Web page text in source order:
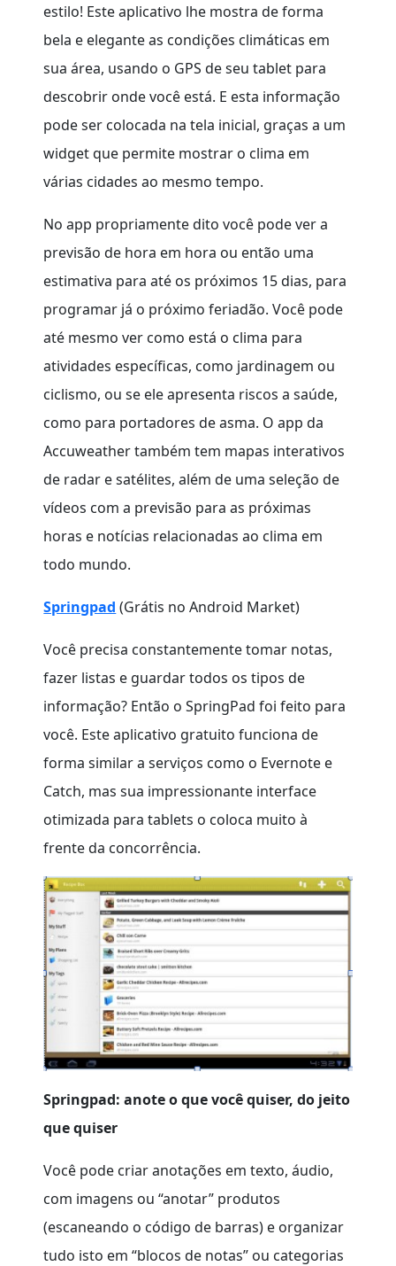
estilo! Este aplicativo lhe mostra de forma
bela e elegante as condições climáticas em
sua área, usando o GPS de seu tablet para
descobrir onde você está. E esta informação
pode ser colocada na tela inicial, graças a um
widget que permite mostrar o clima em
várias cidades ao mesmo tempo.
No app propriamente dito você pode ver a
previsão de hora em hora ou então uma
estimativa para até os próximos 15 dias, para
programar já o próximo feriadão. Você pode
até mesmo ver como está o clima para
atividades específicas, como jardinagem ou
ciclismo, ou se ele apresenta riscos a saúde,
como para portadores de asma. O app da
Accuweather também tem mapas interativos
de radar e satélites, além de uma seleção de
vídeos com a previsão para as próximas
horas e notícias relacionadas ao clima em
todo mundo.
Springpad (Grátis no Android Market)
Você precisa constantemente tomar notas,
fazer listas e guardar todos os tipos de
informação? Então o SpringPad foi feito para
você. Este aplicativo gratuito funciona de
forma similar a serviços como o Evernote e
Catch, mas sua impressionante interface
otimizada para tablets o coloca muito à
frente da concorrência.
Springpad: anote o que você quiser, do jeito
que quiser
Você pode criar anotações em texto, áudio,
com imagens ou “anotar” produtos
(escaneando o código de barras) e organizar
tudo isto em “blocos de notas” ou categorias